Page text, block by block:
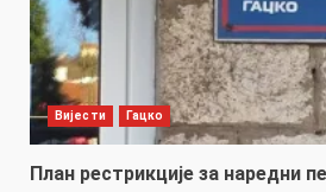
Вијести Гацко
План рестрикције за наредни